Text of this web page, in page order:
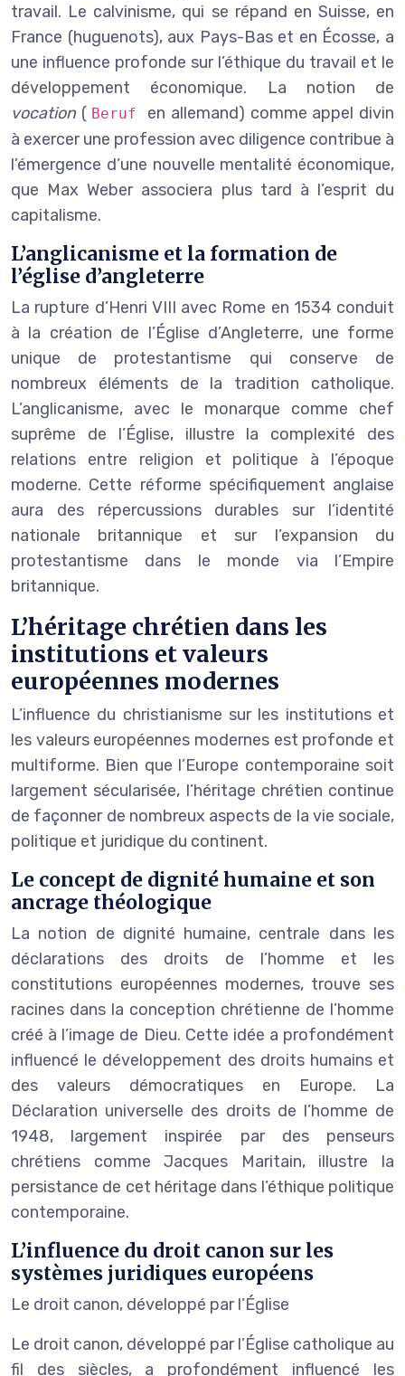
travail. Le calvinisme, qui se répand en Suisse, en
France (huguenots), aux Pays-Bas et en Écosse, a
une influence profonde sur l’éthique du travail et le
développement économique. La notion de
vocation ( Beruf en allemand) comme appel divin
à exercer une profession avec diligence contribue à
l’émergence d’une nouvelle mentalité économique,
que Max Weber associera plus tard à l’esprit du
capitalisme.
L’anglicanisme et la formation de
l’église d’angleterre
La rupture d’Henri VIII avec Rome en 1534 conduit
à la création de l’Église d’Angleterre, une forme
unique de protestantisme qui conserve de
nombreux éléments de la tradition catholique.
L’anglicanisme, avec le monarque comme chef
suprême de l’Église, illustre la complexité des
relations entre religion et politique à l’époque
moderne. Cette réforme spécifiquement anglaise
aura des répercussions durables sur l’identité
nationale britannique et sur l’expansion du
protestantisme dans le monde via l’Empire
britannique.
L’héritage chrétien dans les
institutions et valeurs
européennes modernes
L’influence du christianisme sur les institutions et
les valeurs européennes modernes est profonde et
multiforme. Bien que l’Europe contemporaine soit
largement sécularisée, l’héritage chrétien continue
de façonner de nombreux aspects de la vie sociale,
politique et juridique du continent.
Le concept de dignité humaine et son
ancrage théologique
La notion de dignité humaine, centrale dans les
déclarations des droits de l’homme et les
constitutions européennes modernes, trouve ses
racines dans la conception chrétienne de l’homme
créé à l’image de Dieu. Cette idée a profondément
influencé le développement des droits humains et
des valeurs démocratiques en Europe. La
Déclaration universelle des droits de l’homme de
1948, largement inspirée par des penseurs
chrétiens comme Jacques Maritain, illustre la
persistance de cet héritage dans l’éthique politique
contemporaine.
L’influence du droit canon sur les
systèmes juridiques européens
Le droit canon, développé par l’Église
Le droit canon, développé par l’Église catholique au
fil des siècles, a profondément influencé les